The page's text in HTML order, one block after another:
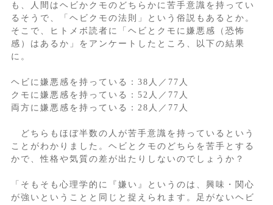
も、人間はヘビかクモのどちらかに苦手意識を持ってい
るそうで、「ヘビクモの法則」という俗説もあるとか。
そこで、ヒトメボ読者に「ヘビとクモに嫌悪感（恐怖
感）はあるか」をアンケートしたところ、以下の結果
に。
ヘビに嫌悪感を持っている：38人／77人
クモに嫌悪感を持っている：52人／77人
両方に嫌悪感を持っている：28人／77人
どちらもほぼ半数の人が苦手意識を持っているという
ことがわかりました。ヘビとクモのどちらを苦手とする
かで、性格や気質の差が出たりしないのでしょうか？
「そもそも心理学的に『嫌い』というのは、興味・関心
が強いということと同じと捉えられます。足がないヘビ